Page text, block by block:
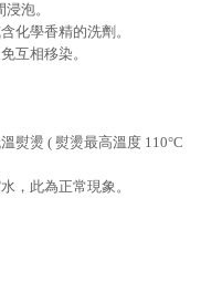
泡。
化學香精的洗劑。
互相移染。
熨燙 ( 熨燙最高溫度 110°C
，此為正常現象。